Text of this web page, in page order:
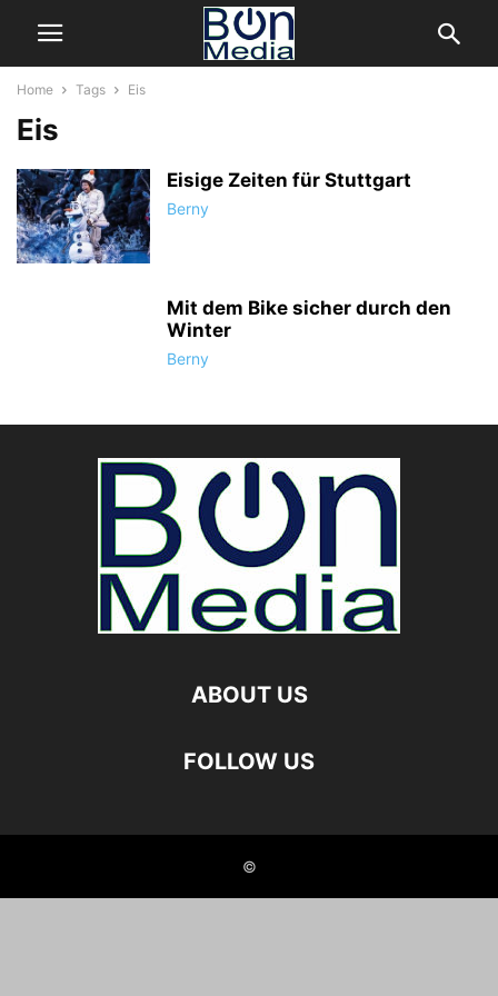
Home Tags Eis
Eis
Eisige Zeiten für Stuttgart
Berny
Mit dem Bike sicher durch den
Winter
Berny
ABOUT US
FOLLOW US
©